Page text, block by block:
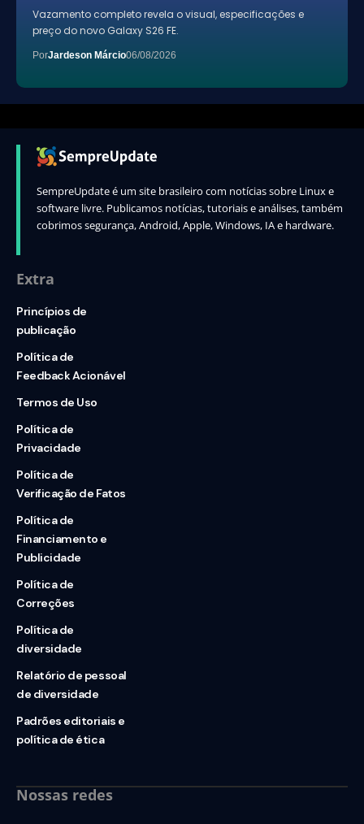
Vazamento completo revela o visual, especificações e
preço do novo Galaxy S26 FE.
PorJardeson Márcio06/08/2026
SempreUpdate é um site brasileiro com notícias sobre Linux e
software livre. Publicamos notícias, tutoriais e análises, também
cobrimos segurança, Android, Apple, Windows, IA e hardware.
Extra
Princípios de
publicação
Política de
Feedback Acionável
Termos de Uso
Política de
Privacidade
Política de
Verificação de Fatos
Política de
Financiamento e
Publicidade
Política de
Correções
Política de
diversidade
Relatório de pessoal
de diversidade
Padrões editoriais e
política de ética
Nossas redes